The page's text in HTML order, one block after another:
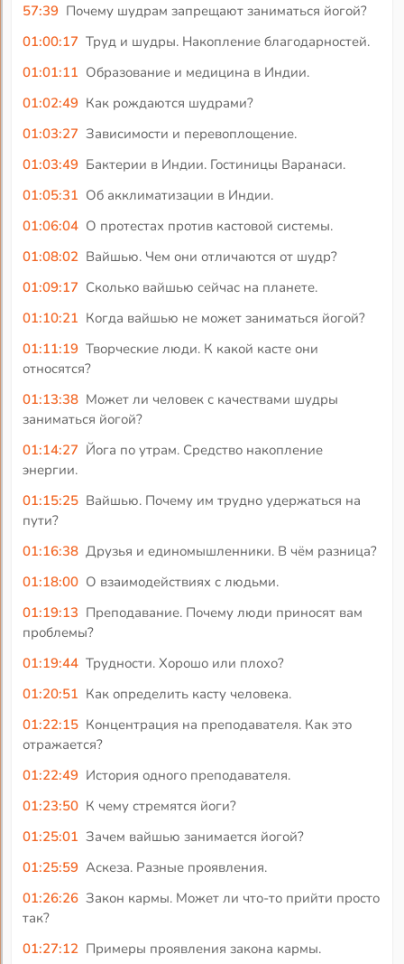
57:39 Почему шудрам запрещают заниматься йогой?
01:00:17 Труд и шудры. Накопление благодарностей.
01:01:11 Образование и медицина в Индии.
01:02:49 Как рождаются шудрами?
01:03:27 Зависимости и перевоплощение.
01:03:49 Бактерии в Индии. Гостиницы Варанаси.
01:05:31 Об акклиматизации в Индии.
01:06:04 О протестах против кастовой системы.
01:08:02 Вайшью. Чем они отличаются от шудр?
01:09:17 Сколько вайшью сейчас на планете.
01:10:21 Когда вайшью не может заниматься йогой?
01:11:19 Творческие люди. К какой касте они
относятся?
01:13:38 Может ли человек с качествами шудры
заниматься йогой?
01:14:27 Йога по утрам. Средство накопление
энергии.
01:15:25 Вайшью. Почему им трудно удержаться на
пути?
01:16:38 Друзья и единомышленники. В чём разница?
01:18:00 О взаимодействиях с людьми.
01:19:13 Преподавание. Почему люди приносят вам
проблемы?
01:19:44 Трудности. Хорошо или плохо?
01:20:51 Как определить касту человека.
01:22:15 Концентрация на преподавателя. Как это
отражается?
01:22:49 История одного преподавателя.
01:23:50 К чему стремятся йоги?
01:25:01 Зачем вайшью занимается йогой?
01:25:59 Аскеза. Разные проявления.
01:26:26 Закон кармы. Может ли что-то прийти просто
так?
01:27:12 Примеры проявления закона кармы.